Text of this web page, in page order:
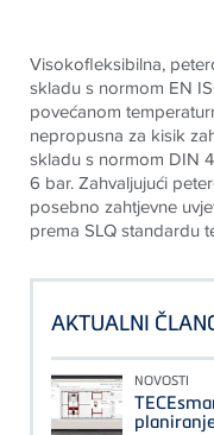
Visokofleksibilna,
skladu s normom EN
povećanom
nepropusna za kisik
skladu s normom DIN
6 bar. Zahvaljujući
posebno zahtjevne
prema SLQ standardu
AKTUALNI
NOVOSTI